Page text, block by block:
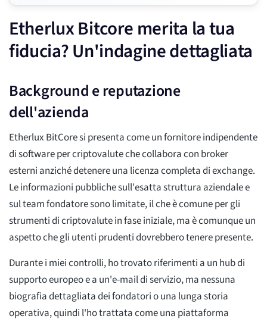
Etherlux Bitcore merita la tua
fiducia? Un'indagine dettagliata
Background e reputazione
dell'azienda
Etherlux BitCore si presenta come un fornitore indipendente
di software per criptovalute che collabora con broker
esterni anziché detenere una licenza completa di exchange.
Le informazioni pubbliche sull'esatta struttura aziendale e
sul team fondatore sono limitate, il che è comune per gli
strumenti di criptovalute in fase iniziale, ma è comunque un
aspetto che gli utenti prudenti dovrebbero tenere presente.
Durante i miei controlli, ho trovato riferimenti a un hub di
supporto europeo e a un'e-mail di servizio, ma nessuna
biografia dettagliata dei fondatori o una lunga storia
operativa, quindi l'ho trattata come una piattaforma